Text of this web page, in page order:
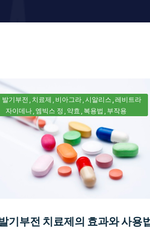
발기부전 치료제 비아그라 시알리스 레비트라
자이데나 엠빅스 정 약효 복용법 부작용
기부전 치료제의 효과와 사용